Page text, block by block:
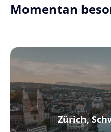
Momentan
Zürich,